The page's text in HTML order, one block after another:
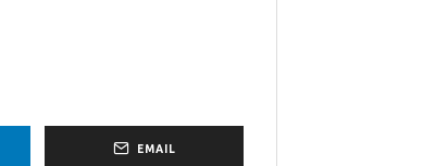
EMAIL